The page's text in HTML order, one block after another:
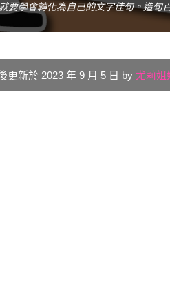
要學會轉化為自己的文字佳句。造句
更新於 2023 年 9 月 5 日 by 尤莉姐